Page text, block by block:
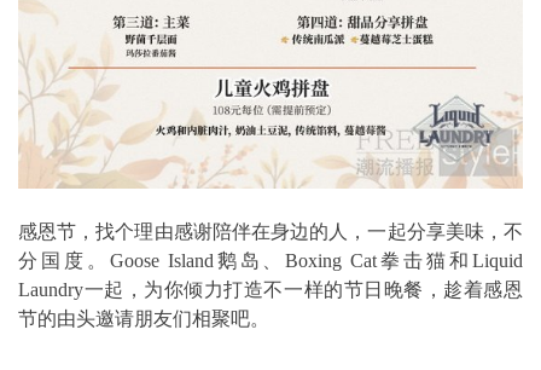
感恩节，找个理由感谢陪伴在身边的人，一起分享美味，不
分国度。Goose Island鹅岛、Boxing Cat拳击猫和Liquid
Laundry一起，为你倾力打造不一样的节日晚餐，趁着感恩
节的由头邀请朋友们相聚吧。